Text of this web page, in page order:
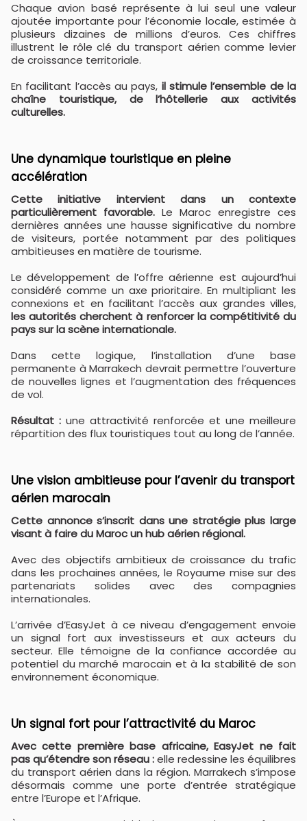
Chaque avion basé représente à lui seul une valeur
ajoutée importante pour l’économie locale, estimée à
plusieurs dizaines de millions d’euros. Ces chiffres
illustrent le rôle clé du transport aérien comme levier
de croissance territoriale.
En facilitant l’accès au pays, il stimule l’ensemble de la
chaîne touristique, de l’hôtellerie aux activités
culturelles.
Une dynamique touristique en pleine
accélération
Cette initiative intervient dans un contexte
particulièrement favorable. Le Maroc enregistre ces
dernières années une hausse significative du nombre
de visiteurs, portée notamment par des politiques
ambitieuses en matière de tourisme.
Le développement de l’offre aérienne est aujourd’hui
considéré comme un axe prioritaire. En multipliant les
connexions et en facilitant l’accès aux grandes villes,
les autorités cherchent à renforcer la compétitivité du
pays sur la scène internationale.
Dans cette logique, l’installation d’une base
permanente à Marrakech devrait permettre l’ouverture
de nouvelles lignes et l’augmentation des fréquences
de vol.
Résultat : une attractivité renforcée et une meilleure
répartition des flux touristiques tout au long de l’année.
Une vision ambitieuse pour l’avenir du transport
aérien marocain
Cette annonce s’inscrit dans une stratégie plus large
visant à faire du Maroc un hub aérien régional.
Avec des objectifs ambitieux de croissance du trafic
dans les prochaines années, le Royaume mise sur des
partenariats solides avec des compagnies
internationales.
L’arrivée d’EasyJet à ce niveau d’engagement envoie
un signal fort aux investisseurs et aux acteurs du
secteur. Elle témoigne de la confiance accordée au
potentiel du marché marocain et à la stabilité de son
environnement économique.
Un signal fort pour l’attractivité du Maroc
Avec cette première base africaine, EasyJet ne fait
pas qu’étendre son réseau :elle redessine les équilibres
du transport aérien dans la région. Marrakech s’impose
désormais comme une porte d’entrée stratégique
entre l’Europe et l’Afrique.